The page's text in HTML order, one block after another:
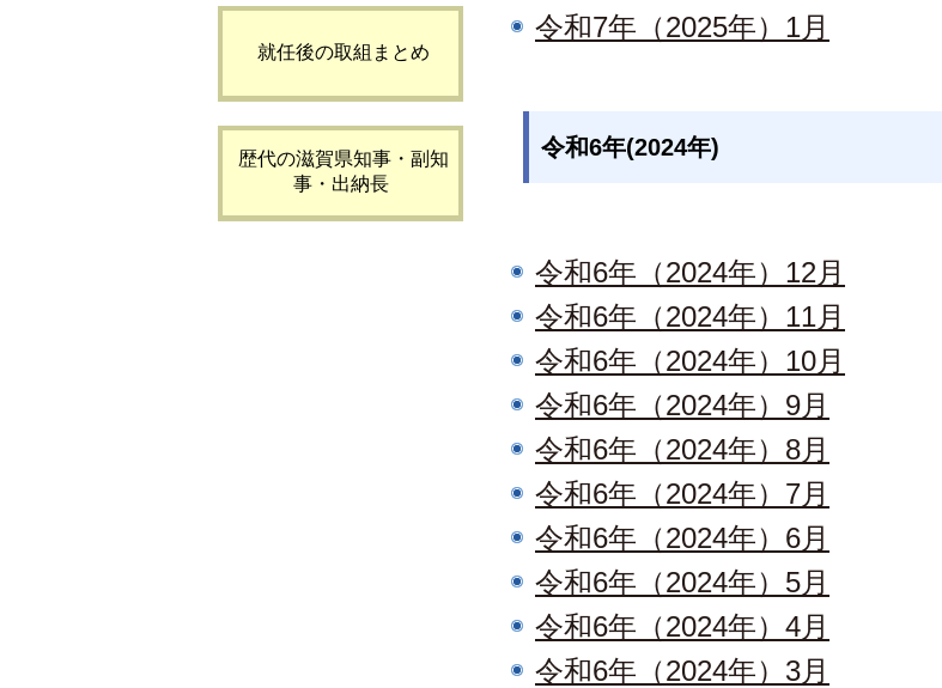
就任後の取組まとめ
歴代の滋賀県知事・副知
事・出納長
令和7年（2025年）1月
令和6年(2024年)
令和6年（2024年）12月
令和6年（2024年）11月
令和6年（2024年）10月
令和6年（2024年）9月
令和6年（2024年）8月
令和6年（2024年）7月
令和6年（2024年）6月
令和6年（2024年）5月
令和6年（2024年）4月
令和6年（2024年）3月